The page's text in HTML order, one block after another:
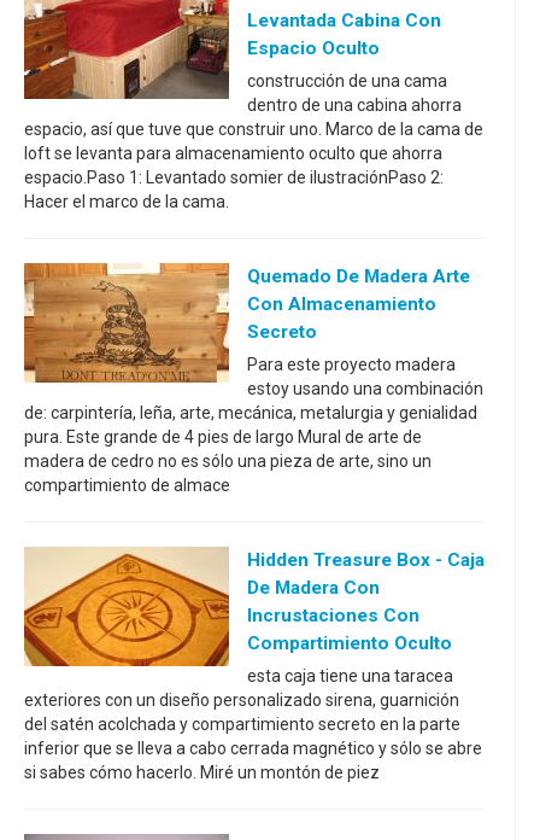
Levantada Cabina Con
Espacio Oculto
construcción de una cama
dentro de una cabina ahorra
espacio, así que tuve que construir uno. Marco de la cama de
loft se levanta para almacenamiento oculto que ahorra
espacio.Paso 1: Levantado somier de ilustraciónPaso 2:
Hacer el marco de la cama.
Quemado De Madera Arte
Con Almacenamiento
Secreto
Para este proyecto madera
estoy usando una combinación
de: carpintería, leña, arte, mecánica, metalurgia y genialidad
pura. Este grande de 4 pies de largo Mural de arte de
madera de cedro no es sólo una pieza de arte, sino un
compartimiento de almace
Hidden Treasure Box - Caja
De Madera Con
Incrustaciones Con
Compartimiento Oculto
esta caja tiene una taracea
exteriores con un diseño personalizado sirena, guarnición
del satén acolchada y compartimiento secreto en la parte
inferior que se lleva a cabo cerrada magnético y sólo se abre
si sabes cómo hacerlo. Miré un montón de piez